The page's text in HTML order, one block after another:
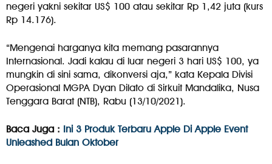
negeri yakni sekitar US$ 100 atau sekitar Rp 1,42 juta (kurs
Rp 14.176).
“Mengenai harganya kita memang pasarannya
Internasional. Jadi kalau di luar negeri 3 hari US$ 100, ya
mungkin di sini sama, dikonversi aja,” kata Kepala Divisi
Operasional MGPA Dyan Dilato di Sirkuit Mandalika, Nusa
Tenggara Barat (NTB), Rabu (13/10/2021).
Baca Juga : Ini 3 Produk Terbaru Apple Di Apple Event
Unleashed Bulan Oktober